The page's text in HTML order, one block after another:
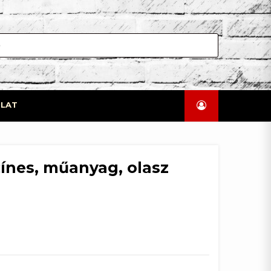
műanyag, olasz